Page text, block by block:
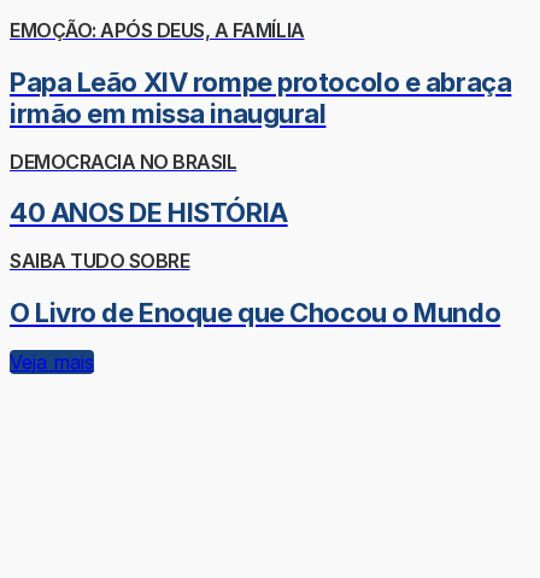
EMOÇÃO: APÓS DEUS, A FAMÍLIA
Papa Leão XIV rompe protocolo e abraça
irmão em missa inaugural
DEMOCRACIA NO BRASIL
40 ANOS DE HISTÓRIA
SAIBA TUDO SOBRE
O Livro de Enoque que Chocou o Mundo
Veja mais